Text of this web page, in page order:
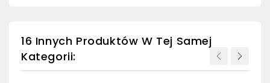
16 Innych Produktów W Tej Samej
Kategorii: